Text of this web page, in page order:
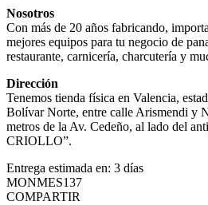
Nosotros
Con más de 20 años fabricando,
mejores equipos para tu negocio de
restaurante, carnicería, charcutería y
Dirección
Tenemos tienda física en Valencia,
Bolívar Norte, entre calle Arismendi y
metros de la Av. Cedeño, al lado del
CRIOLLO”.
Entrega estimada en: 3 días
MONMES137
COMPARTIR